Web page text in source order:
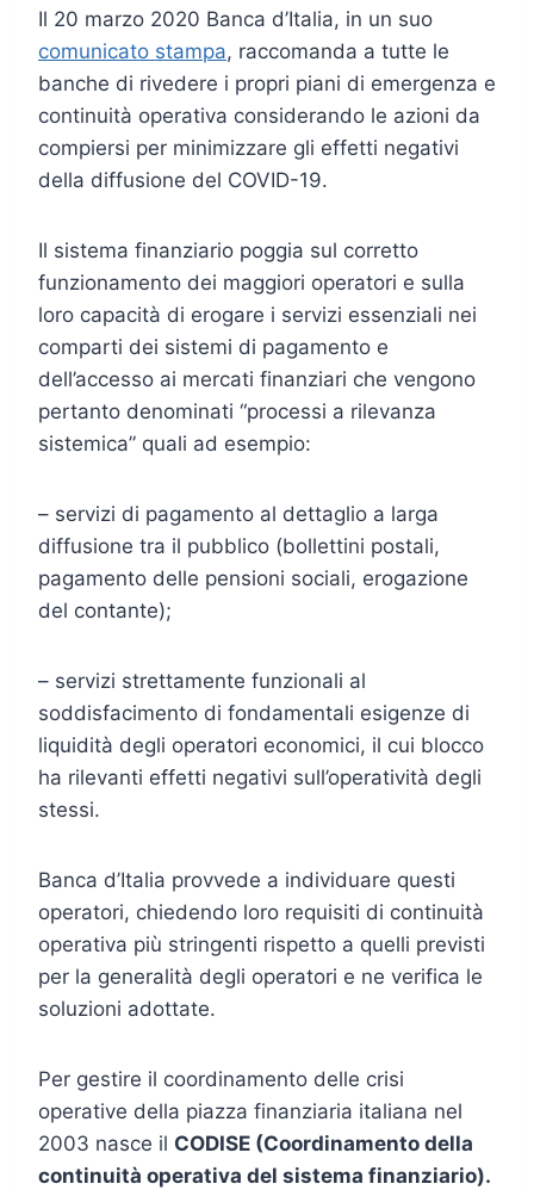
Il 20 marzo 2020 Banca d’Italia, in un suo
comunicato stampa, raccomanda a tutte le
banche di rivedere i propri piani di emergenza e
continuità operativa considerando le azioni da
compiersi per minimizzare gli effetti negativi
della diffusione del COVID-19.
Il sistema finanziario poggia sul corretto
funzionamento dei maggiori operatori e sulla
loro capacità di erogare i servizi essenziali nei
comparti dei sistemi di pagamento e
dell’accesso ai mercati finanziari che vengono
pertanto denominati “processi a rilevanza
sistemica” quali ad esempio:
– servizi di pagamento al dettaglio a larga
diffusione tra il pubblico (bollettini postali,
pagamento delle pensioni sociali, erogazione
del contante);
– servizi strettamente funzionali al
soddisfacimento di fondamentali esigenze di
liquidità degli operatori economici, il cui blocco
ha rilevanti effetti negativi sull’operatività degli
stessi.
Banca d’Italia provvede a individuare questi
operatori, chiedendo loro requisiti di continuità
operativa più stringenti rispetto a quelli previsti
per la generalità degli operatori e ne verifica le
soluzioni adottate.
Per gestire il coordinamento delle crisi
operative della piazza finanziaria italiana nel
2003 nasce il CODISE (Coordinamento della
continuità operativa del sistema finanziario).